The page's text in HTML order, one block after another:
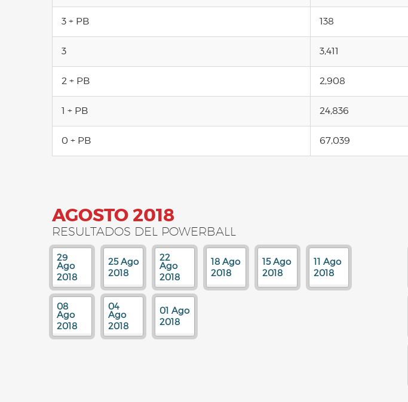
3 + PB 138
3 3,411
2 + PB 2,908
1 + PB 24,836
0 + PB 67,039
AGOSTO 2018
RESULTADOS DEL POWERBALL
29
Ago
2018
25 Ago
2018
22
Ago
2018
18 Ago
2018
15 Ago
2018
11 Ago
2018
08
Ago
2018
04
Ago
2018
01 Ago
2018